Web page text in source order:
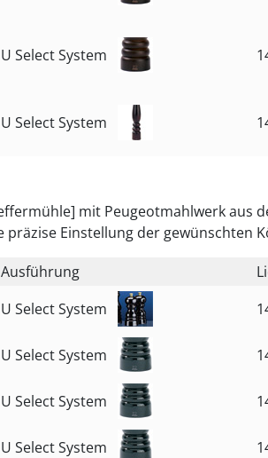
U Select System
U Select System
mit Peugeotmahlwerk aus
Einstellung der gewünschten
Ausführung
U Select System
U Select System
U Select System
U Select System